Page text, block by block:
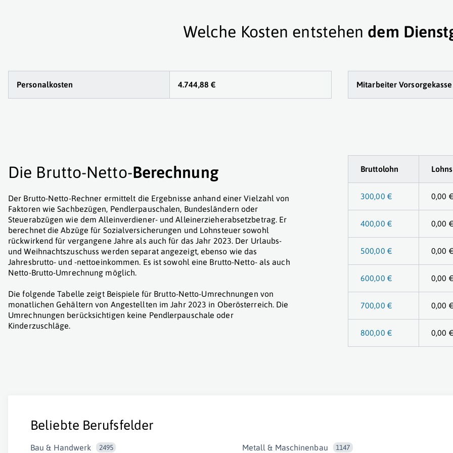
Welche Kosten entstehen dem
Personalkosten 4.744,88 € Mitarbeiter Vorsorge
Die Brutto-Netto-Berechnung
Der Brutto-Netto-Rechner ermittelt die Ergebnisse anhand einer Vielzahl von
Faktoren wie Sachbezügen, Pendlerpauschalen, Bundesländern oder
Steuerabzügen wie dem Alleinverdiener- und Alleinerzieherabsetzbetrag. Er
berechnet die Abzüge für Sozialversicherungen und Lohnsteuer sowohl
rückwirkend für vergangene Jahre als auch für das Jahr 2023. Der Urlaubs-
und Weihnachtszuschuss werden separat angezeigt, ebenso wie das
Jahresbrutto- und -nettoeinkommen. Es ist sowohl eine Brutto-Netto- als auch
Netto-Brutto-Umrechnung möglich.
Die folgende Tabelle zeigt Beispiele für Brutto-Netto-Umrechnungen von
monatlichen Gehältern von Angestellten im Jahr 2023 in Oberösterreich. Die
Umrechnungen berücksichtigen keine Pendlerpauschale oder
Kinderzuschläge.
Bruttolohn
300,00 € 0,00 €
400,00 € 0,00 €
500,00 € 0,00 €
600,00 € 0,00 €
700,00 € 0,00 €
800,00 € 0,00 €
Beliebte Berufsfelder
Bau & Handwerk 2495 Metall & Maschinenbau 1147